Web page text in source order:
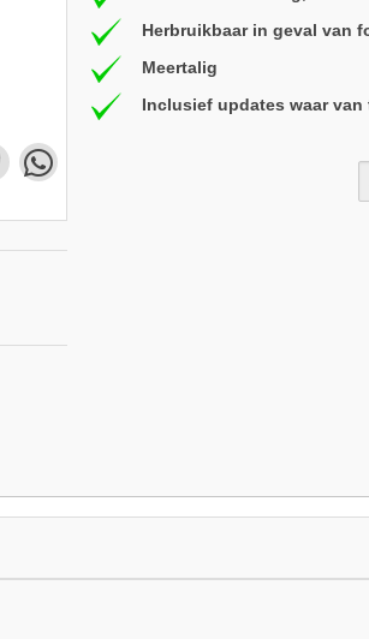
Herbruikbaar in geval van
Meertalig
Inclusief updates waar van